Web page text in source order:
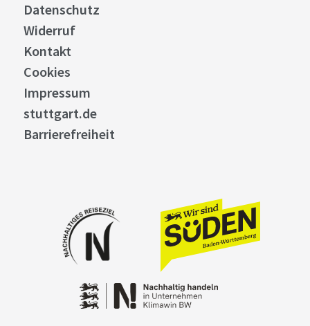
Datenschutz
Widerruf
Kontakt
Cookies
Impressum
stuttgart.de
Barrierefreiheit